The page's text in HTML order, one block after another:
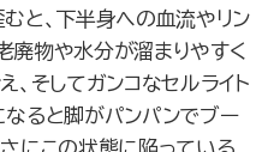
と、下半身への血流やリン
廃物や水分が溜まりやすく
、そしてガンコなセルライト
なると脚がパンパンでブー